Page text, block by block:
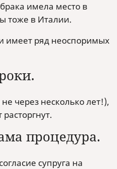
имела место в
тоже в Италии.
имеет ряд неоспоримых
через несколько лет!),
расторгнут.
процедура.
супруга на